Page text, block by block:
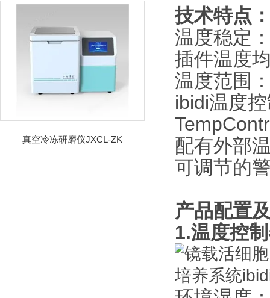
真空冷冻研磨仪JXCL-ZK
技术特点
温度稳定
插件温度
温度范围
ibidi温度
配有外部
可调节的
产品配置
1.温度控